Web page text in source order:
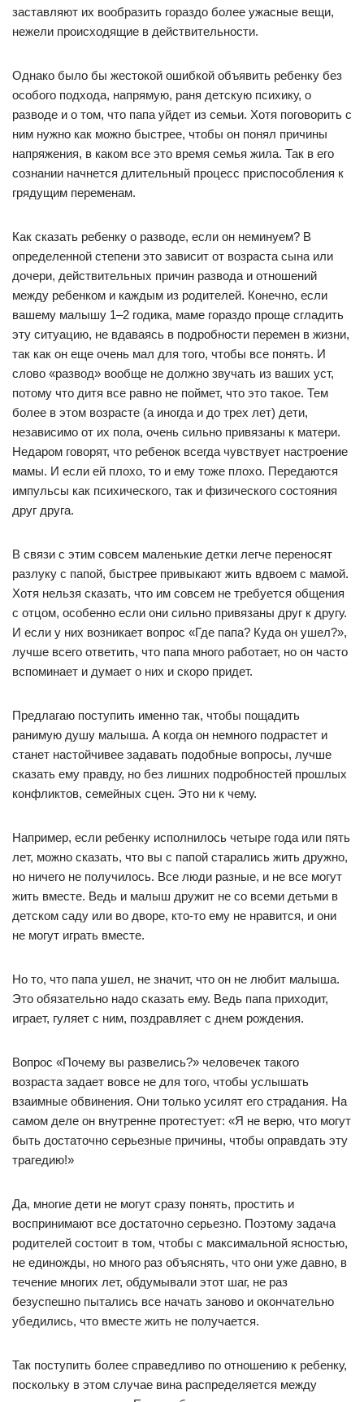
заставляют их вообразить гораздо более ужасные вещи,
нежели происходящие в действительности.
Однако было бы жестокой ошибкой объявить ребенку без
особого подхода, напрямую, раня детскую психику, о
разводе и о том, что папа уйдет из семьи. Хотя поговорить с
ним нужно как можно быстрее, чтобы он понял причины
напряжения, в каком все это время семья жила. Так в его
сознании начнется длительный процесс приспособления к
грядущим переменам.
Как сказать ребенку о разводе, если он неминуем? В
определенной степени это зависит от возраста сына или
дочери, действительных причин развода и отношений
между ребенком и каждым из родителей. Конечно, если
вашему малышу 1–2 годика, маме гораздо проще сгладить
эту ситуацию, не вдаваясь в подробности перемен в жизни,
так как он еще очень мал для того, чтобы все понять. И
слово «развод» вообще не должно звучать из ваших уст,
потому что дитя все равно не поймет, что это такое. Тем
более в этом возрасте (а иногда и до трех лет) дети,
независимо от их пола, очень сильно привязаны к матери.
Недаром говорят, что ребенок всегда чувствует настроение
мамы. И если ей плохо, то и ему тоже плохо. Передаются
импульсы как психического, так и физического состояния
друг друга.
В связи с этим совсем маленькие детки легче переносят
разлуку с папой, быстрее привыкают жить вдвоем с мамой.
Хотя нельзя сказать, что им совсем не требуется общения
с отцом, особенно если они сильно привязаны друг к другу.
И если у них возникает вопрос «Где папа? Куда он ушел?»,
лучше всего ответить, что папа много работает, но он часто
вспоминает и думает о них и скоро придет.
Предлагаю поступить именно так, чтобы пощадить
ранимую душу малыша. А когда он немного подрастет и
станет настойчивее задавать подобные вопросы, лучше
сказать ему правду, но без лишних подробностей прошлых
конфликтов, семейных сцен. Это ни к чему.
Например, если ребенку исполнилось четыре года или пять
лет, можно сказать, что вы с папой старались жить дружно,
но ничего не получилось. Все люди разные, и не все могут
жить вместе. Ведь и малыш дружит не со всеми детьми в
детском саду или во дворе, кто-то ему не нравится, и они
не могут играть вместе.
Но то, что папа ушел, не значит, что он не любит малыша.
Это обязательно надо сказать ему. Ведь папа приходит,
играет, гуляет с ним, поздравляет с днем рождения.
Вопрос «Почему вы развелись?» человечек такого
возраста задает вовсе не для того, чтобы услышать
взаимные обвинения. Они только усилят его страдания. На
самом деле он внутренне протестует: «Я не верю, что могут
быть достаточно серьезные причины, чтобы оправдать эту
трагедию!»
Да, многие дети не могут сразу понять, простить и
воспринимают все достаточно серьезно. Поэтому задача
родителей состоит в том, чтобы с максимальной ясностью,
не единожды, но много раз объяснять, что они уже давно, в
течение многих лет, обдумывали этот шаг, не раз
безуспешно пытались все начать заново и окончательно
убедились, что вместе жить не получается.
Так поступить более справедливо по отношению к ребенку,
поскольку в этом случае вина распределяется между